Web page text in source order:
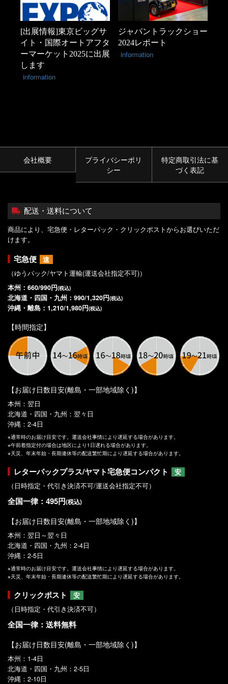
[出展情報]東京ビッグサ
イト・国際オートアフタ
ーマーケット2025に出展
します
information
ジャパントラックショー
2024レポート
information
会社概要
プライバシーポリ
シー
特定商取引法に基
づく表記
配送・送料について
商品により、宅急便・レターパック・クリックポストからお選びいただ
けます。
宅急便
速
（ゆうパック/ヤマト運輸(運送会社指定不可)）
本州：660/990円(税込)
北海道・四国・九州：990/1,320円(税込)
沖縄・離島：1,210/1,980円(税込)
【時間指定】
【お届け日数目安(離島・一部地域除く)】
本州：翌日
北海道・四国・九州：翌々日
沖縄：2-4日
※通常時のお届け目安です。運送会社事情により遅延する場合があります。
※午前着指定付の場合は地区により1日遅れる場合があります。
※天災、年末年始・長期連休等の配送繁忙期により遅延する場合があります。
レターパックプラス/ヤマト宅急便コンパクト
安
（日時指定・代引き決済不可/運送会社指定不可）
全国一律：495円(税込)
【お届け日数目安(離島・一部地域除く)】
本州：翌日～翌々日
北海道・四国・九州：2-4日
沖縄：2-5日
※通常時のお届け目安です。運送会社事情により遅延する場合があります。
※天災、年末年始・長期連休等の配送繁忙期により遅延する場合があります。
クリックポスト
安
（日時指定・代引き決済不可）
全国一律：送料無料
【お届け日数目安(離島・一部地域除く)】
本州：1-4日
北海道・四国・九州：2-5日
沖縄：2-10日